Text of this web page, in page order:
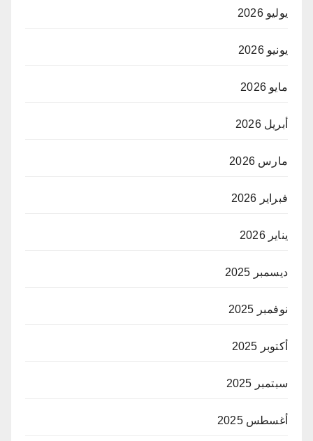
يوليو 2026
يونيو 2026
مايو 2026
أبريل 2026
مارس 2026
فبراير 2026
يناير 2026
ديسمبر 2025
نوفمبر 2025
أكتوبر 2025
سبتمبر 2025
أغسطس 2025